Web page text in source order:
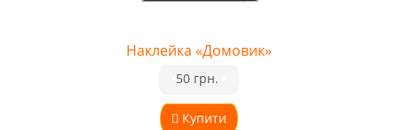
Наклейка «Домовик»
Купити
50 грн.